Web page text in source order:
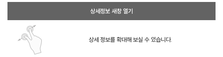
상세정보 새창 열기
상세 정보를 확대해 보실 수 있습니다.